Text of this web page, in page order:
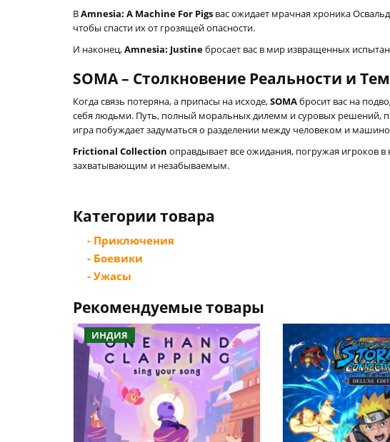
ВAmnesia: A Machine For Pigs вас ожидает мрачная хроника
чтобы спасти их от грозящей опасности.
И наконец,Amnesia: Justineбросает вас в мир извращенных
SOMA – Столкновение Реальности и
Когда связь потеряна, а припасы на исходе,SOMAбросит вас на
себя людьми. Путь, полный моральных дилемм и суровых решений,
игра побуждает задуматься о разделении между человеком и
Frictional Collection оправдывает все ожидания, погружая
захватывающим и незабываемым.
Категории товара
- Приключения
- Боевики
- Ужасы
Рекомендуемые товары
ИНДИЯ